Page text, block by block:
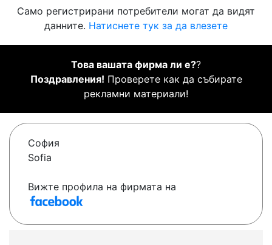
Само регистрирани потребители могат да видят
данните. Натиснете тук за да влезете
Това вашата фирма ли е??
Поздравления! Проверете как да събирате
рекламни материали!
София
Sofia
Вижте профила на фирмата на